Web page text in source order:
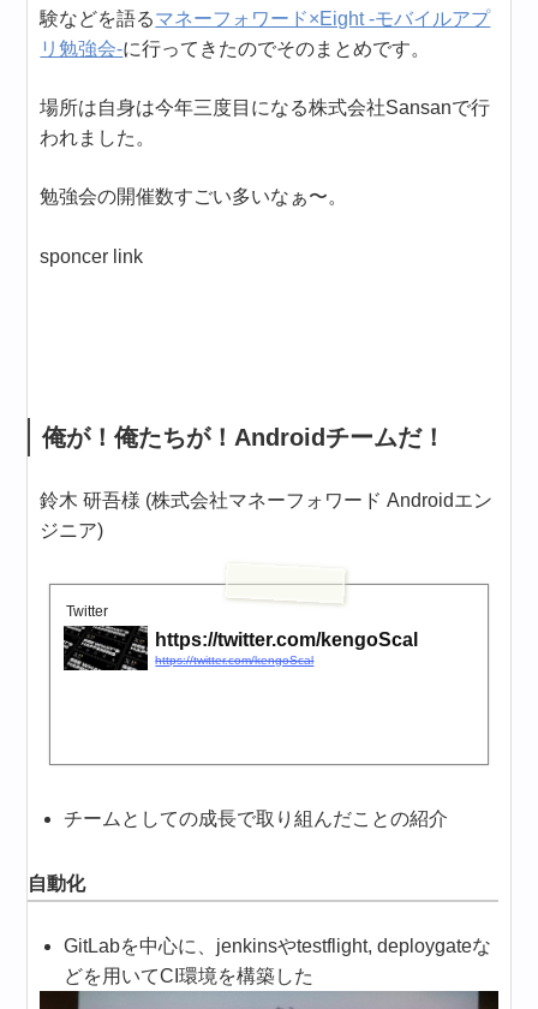
験などを語るマネーフォワード×Eight -モバイルアプ
リ勉強会-に行ってきたのでそのまとめです。
場所は自身は今年三度目になる株式会社Sansanで行
われました。
勉強会の開催数すごい多いなぁ〜。
sponcer link
俺が！俺たちが！Androidチームだ！
鈴木 研吾様 (株式会社マネーフォワード Androidエン
ジニア)
Twitter
https://twitter.com/kengoScal
https://twitter.com/kengoScal
チームとしての成長で取り組んだことの紹介
自動化
GitLabを中心に、jenkinsやtestflight, deploygateな
どを用いてCI環境を構築した